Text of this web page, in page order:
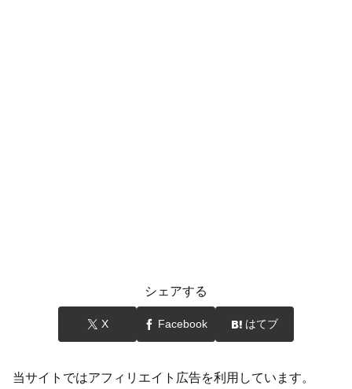
シェアする
X Facebook はてブ
当サイトではアフィリエイト広告を利用しています。